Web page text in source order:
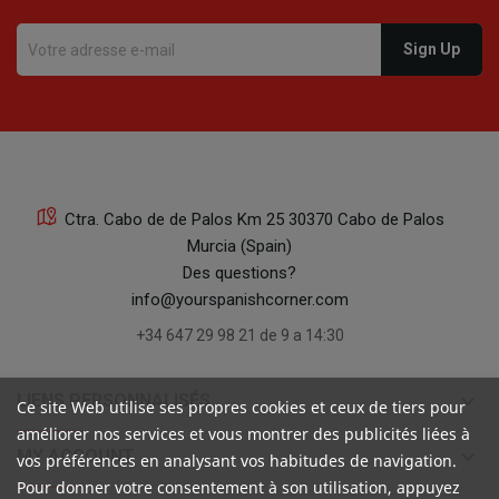
Ctra. Cabo de de Palos Km 25 30370 Cabo de Palos
Murcia (Spain)
Des questions?
info@yourspanishcorner.com
+34 647 29 98 21 de 9 a 14:30
LIENS PERSONNALISÉS keyboard_arrow_down
MY ACCOUNT keyboard_arrow_down
Ce site Web utilise ses propres cookies et ceux de tiers pour
améliorer nos services et vous montrer des publicités liées à
vos préférences en analysant vos habitudes de navigation.
Pour donner votre consentement à son utilisation, appuyez